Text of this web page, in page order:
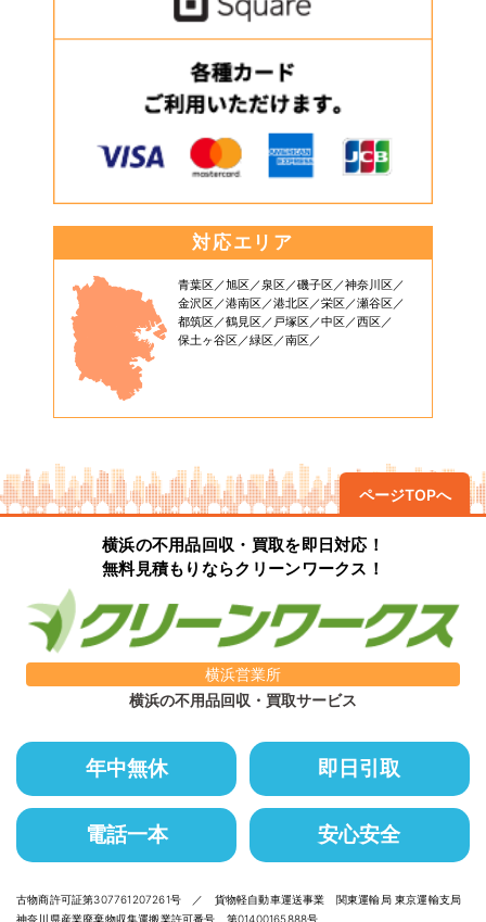
対応エリア
青葉区 旭区 泉区 磯子区
神奈川区
金沢区
港南区 港北区 栄区
瀬谷区
都筑区
鶴見区 戸塚区 中区
西区
保土ヶ谷区
緑区 南区
ページTOPへ
横浜の不用品回収・買取を即日対応！
無料見積もりならクリーンワークス！
横浜営業所
横浜の不用品回収・買取サービス
年中無休 即日引取
電話一本 安心安全
古物商許可証第307761207261号 ／ 貨物軽自動車運送事業 関東運輸局 東京運輸支局
神奈川県産業廃棄物収集運搬業許可番号 第01400165888号